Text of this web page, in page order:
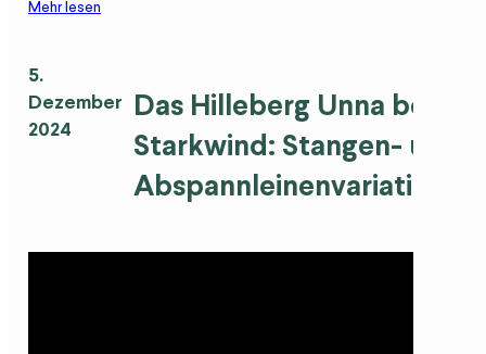
Mehr lesen
5.
Dezember
2024
Das Hilleberg Unna bei
Starkwind: Stangen- und
Abspannleinenvariationen